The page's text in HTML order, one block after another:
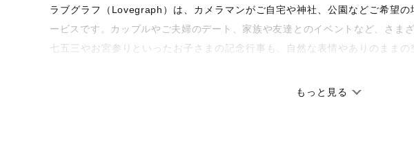
ラブグラフ（Lovegraph）は、カメラマンがご自宅や神社、公園などご希望
ービスです。カップルやご夫婦のデート、家族や友達とのイベントなど、さま
七五三やお宮参りといったお子さまの記念行事も、自然な表情やありのまま
もっと見る